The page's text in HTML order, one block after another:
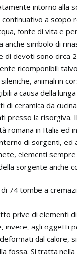
intorno alla
a scopo
fonte di vita e
anche simbolo di
di devoti sono circa
ricomponibili
animali in
a causa della lunga
ceramica da
presso la risorgiva.
romana in Italia ed
di sorgenti, ed
elementi
sorgente anche
74 tombe a
prive di elementi
invece, agli oggetti
dal calore,
fossa. Si tratta